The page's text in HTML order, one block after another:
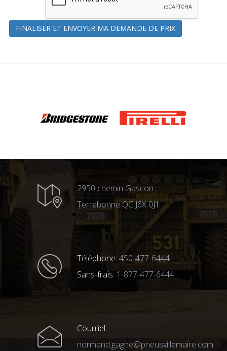
FINALISER ET ENVOYER MA DEMANDE DE PRIX
2950 chemin Gascon
Terrebonne QC J6X 0J1
Téléphone: 450-477-6444
Sans-frais: 1-877-477-6444
Courriel:
normand.gagne@pneusvillemaire.com